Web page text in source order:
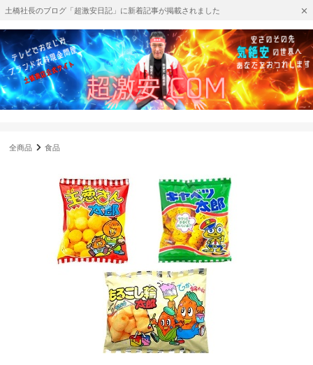
土橋社長のブログ「超激安日記」に新着記事が掲載されました
全商品 食品